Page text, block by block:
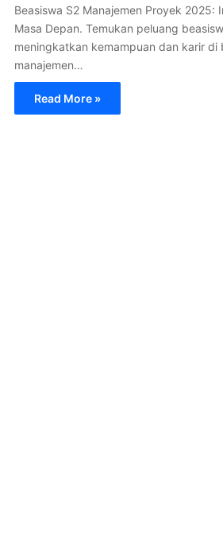
Beasiswa S2 Manajemen Proyek 2025:
Masa Depan. Temukan peluang
meningkatkan kemampuan dan karir di
manajemen…
Read More »